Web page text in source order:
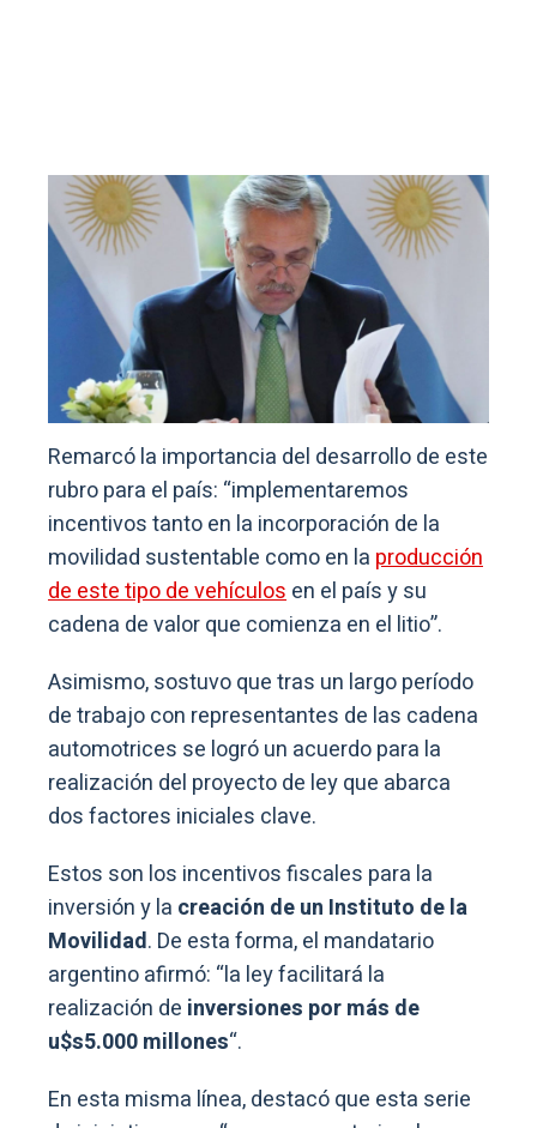
Remarcó la importancia del desarrollo de este
rubro para el país: “implementaremos
incentivos tanto en la incorporación de la
movilidad sustentable como en la producción
de este tipo de vehículosen el país y su
cadena de valor que comienza en el litio”.
Asimismo, sostuvo que tras un largo período
de trabajo con representantes de las cadena
automotrices se logró un acuerdo para la
realización del proyecto de ley que abarca
dos factores iniciales clave.
Estos son los incentivos fiscales para la
inversión y la creación de un Instituto de la
Movilidad. De esta forma, el mandatario
argentino afirmó: “la ley facilitará la
realización de inversiones por más de
u$s5.000 millones“.
En esta misma línea, destacó que esta serie